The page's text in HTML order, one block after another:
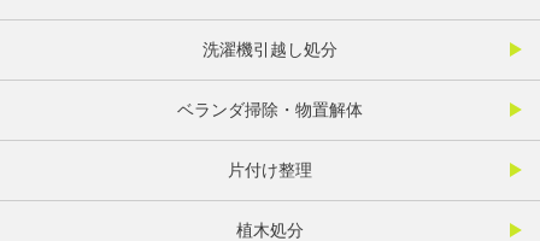
洗濯機引越し処分
ベランダ掃除・物置解体
片付け整理
植木処分